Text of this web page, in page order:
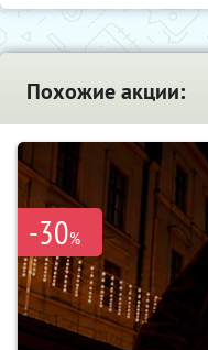
Похожие акции:
-30%